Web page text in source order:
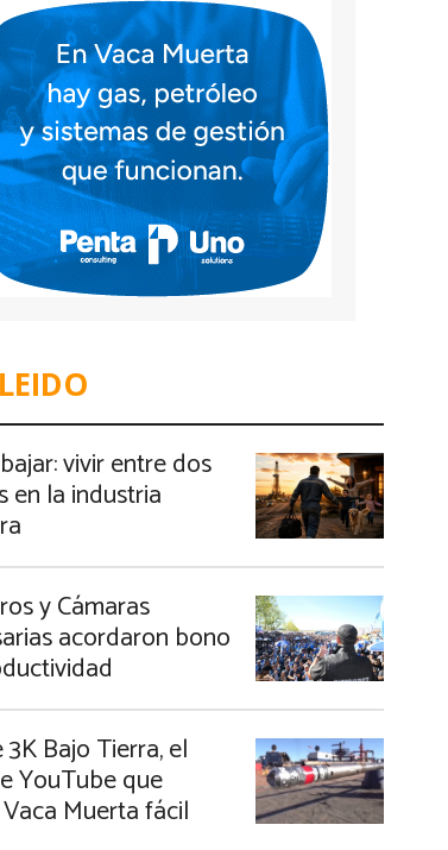
vivir entre dos
en la industria
y Cámaras
acordaron bono
Bajo Tierra, el
YouTube que
Muerta fácil